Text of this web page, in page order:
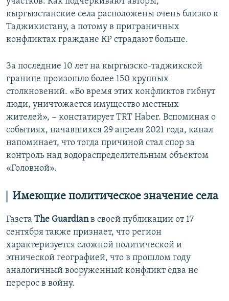
кыргызстанские села расположены очень близко к
Таджикистану, а потому в приграничных
конфликтах граждане КР страдают больше.
За последние 10 лет на кыргызско-таджикской
границе произошло более 150 крупных
столкновений. «Во время этих конфликтов гибнут
люди, уничтожается имущество местных
жителей», − констатирует TRT Haber. Вспоминая о
событиях, начавшихся 29 апреля 2021 года, канал
напоминает, что тогда причиной стал спор за
контроль над водораспределительным объектом
«Головной».
Имеющие политическое значение села
Газета The Guardianв своей публикации от 17
сентября также признает, что регион
характеризуется сложной политической и
этнической географией, что в прошлом году
аналогичный вооруженный конфликт едва не
перерос в войну.